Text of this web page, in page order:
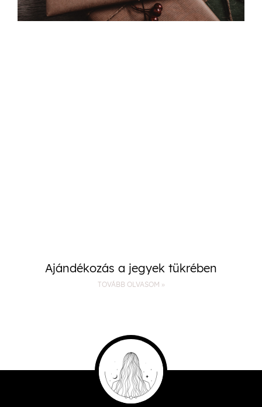
Ajándékozás a jegyek tükrében
TOVÁBB OLVASOM »